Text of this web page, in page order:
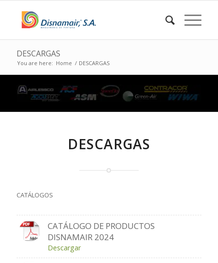
DESCARGAS
You are here: Home / DESCARGAS
DESCARGAS
CATÁLOGOS
CATÁLOGO DE PRODUCTOS
DISNAMAIR 2024
Descargar